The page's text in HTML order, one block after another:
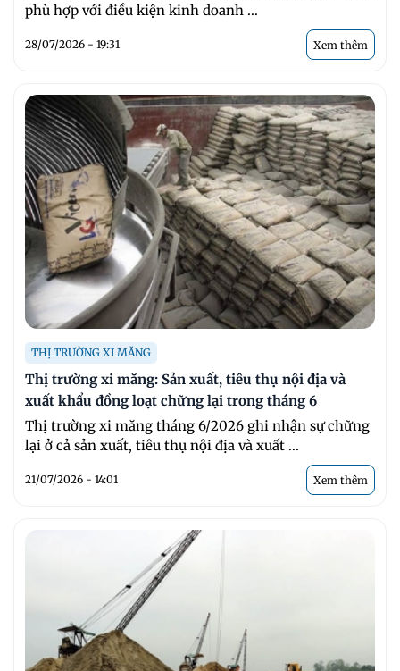
phù hợp với điều kiện kinh doanh ...
28/07/2026 - 19:31 Xem thêm
THỊ TRƯỜNG XI MĂNG
Thị trường xi măng: Sản xuất, tiêu thụ nội địa và
xuất khẩu đồng loạt chững lại trong tháng 6
Thị trường xi măng tháng 6/2026 ghi nhận sự chững
lại ở cả sản xuất, tiêu thụ nội địa và xuất ...
21/07/2026 - 14:01 Xem thêm